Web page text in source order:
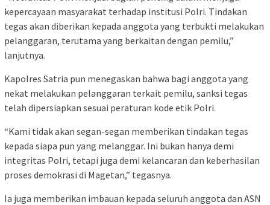
kepercayaan masyarakat terhadap institusi Polri. Tindakan
tegas akan diberikan kepada anggota yang terbukti melakukan
pelanggaran, terutama yang berkaitan dengan pemilu,”
lanjutnya.
Kapolres Satria pun menegaskan bahwa bagi anggota yang
nekat melakukan pelanggaran terkait pemilu, sanksi tegas
telah dipersiapkan sesuai peraturan kode etik Polri.
“Kami tidak akan segan-segan memberikan tindakan tegas
kepada siapa pun yang melanggar. Ini bukan hanya demi
integritas Polri, tetapi juga demi kelancaran dan keberhasilan
proses demokrasi di Magetan,” tegasnya.
Ia juga memberikan imbauan kepada seluruh anggota dan ASN